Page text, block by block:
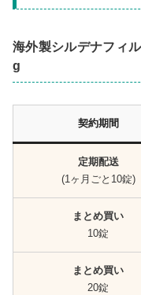
海外製シルデナフィ
g
契約期間
定期配送
(1ヶ月ごと10錠)
まとめ買い
10錠
まとめ買い
20錠